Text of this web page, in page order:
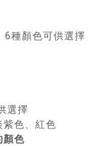
種顏色可供選擇
選擇
色、紅色
顏色